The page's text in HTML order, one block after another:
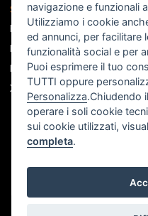
navigazione e funzionali
Utilizziamo i cookie
ed annunci, per facilitare
funzionalità social e per
Puoi esprimere il tuo
TUTTI oppure
Personalizza.Chiudendo
operare i soli cookie
sui cookie utilizzati,
completa.
Seguici sui social
Facebook
Instagram
Linkedin
X